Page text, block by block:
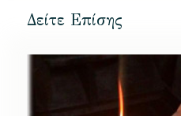
Δείτε Επίσης